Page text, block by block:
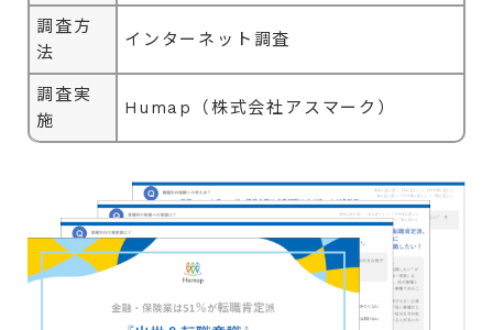
調査方
法
インターネット調査
調査実
施
Humap（株式会社アスマーク）